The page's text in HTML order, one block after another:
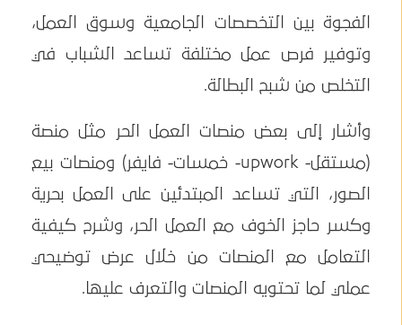
الفجوة بين التخصصات الجامعية وسوق العمل،
وتوفير فرص عمل مختلفة تساعد الشباب في
التخلص من شبح البطالة.
وأشار إلى بعض منصات العمل الحر مثل منصة
(مستقل- upwork- خمسات- فايفر) ومنصات بيع
الصور، التي تساعد المبتدئين على العمل بحرية
وكسر حاجز الخوف مع العمل الحر، وشرح كيفية
التعامل مع المنصات من خلال عرض توضيحي
عملي لما تحتويه المنصات والتعرف عليها.